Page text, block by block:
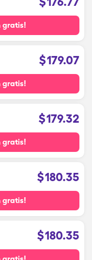
gratis!
$179.07
gratis!
$179.32
gratis!
$180.35
gratis!
$180.35